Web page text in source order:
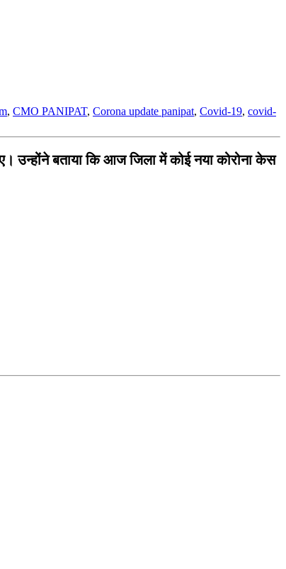
, CMO PANIPAT, Corona update panipat, Covid-19, covid-
उन्होंने बताया कि आज जिला में कोई नया कोरोना केस